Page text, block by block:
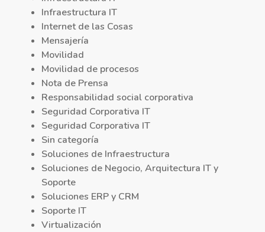
Infraestructura IT
Internet de las Cosas
Mensajería
Movilidad
Movilidad de procesos
Nota de Prensa
Responsabilidad social corporativa
Seguridad Corporativa IT
Seguridad Corporativa IT
Sin categoría
Soluciones de Infraestructura
Soluciones de Negocio, Arquitectura IT y
Soporte
Soluciones ERP y CRM
Soporte IT
Virtualización